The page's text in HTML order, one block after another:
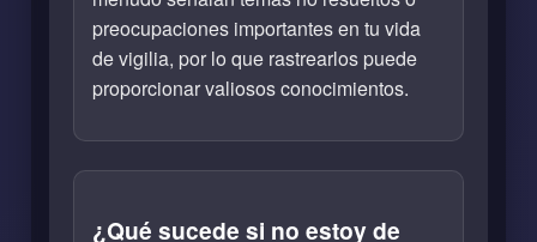
preocupaciones importantes en tu vida
de vigilia, por lo que rastrearlos puede
proporcionar valiosos conocimientos.
¿Qué sucede si no estoy de